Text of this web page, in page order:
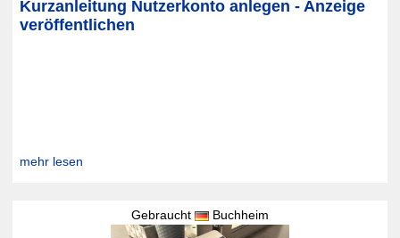
Kurzanleitung Nutzerkonto anlegen - Anzeige
veröffentlichen
mehr lesen
Gebraucht Buchheim